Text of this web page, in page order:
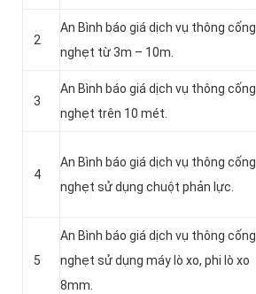
2
An Bình báo giá dịch vụ thông cống
nghẹt từ 3m – 10m.
3
An Bình báo giá dịch vụ thông cống
nghẹt trên 10 mét.
4
An Bình báo giá dịch vụ thông cống
nghẹt sử dụng chuột phản lực.
5
An Bình báo giá dịch vụ thông cống
nghẹt sử dụng máy lò xo, phi lò xo
8mm.